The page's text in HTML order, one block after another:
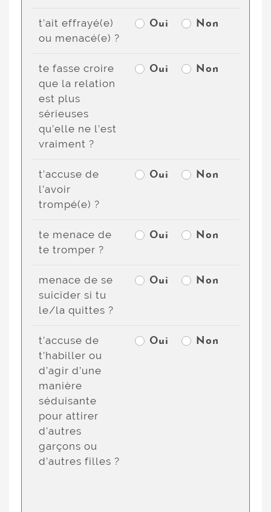
t’ait effrayé(e)
ou menacé(e) ?
Oui Non
te fasse croire
que la relation
est plus
sérieuses
qu’elle ne l’est
vraiment ?
Oui Non
t’accuse de
l’avoir
trompé(e) ?
Oui Non
te menace de
te tromper ?
Oui Non
menace de se
suicider si tu
le/la quittes ?
Oui Non
t’accuse de
t’habiller ou
d’agir d’une
manière
séduisante
pour attirer
d’autres
garçons ou
d’autres filles ?
Oui Non